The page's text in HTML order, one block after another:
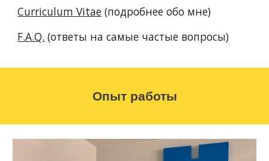
Curriculum Vitae (подробнее обо мне)
F.A.Q. (ответы на самые частые вопросы)
Опыт работы